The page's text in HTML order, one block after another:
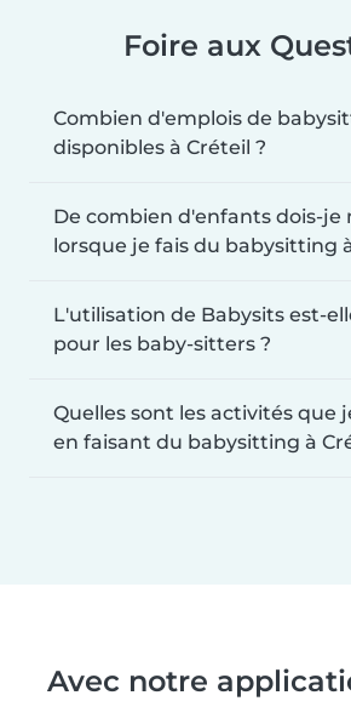
Foire aux
Combien d'emplois de
disponibles à Créteil ?
De combien d'enfants dois-je
lorsque je fais du babysitting
L'utilisation de Babysits est-
pour les baby-sitters ?
Quelles sont les activités que
en faisant du babysitting à
Avec notre